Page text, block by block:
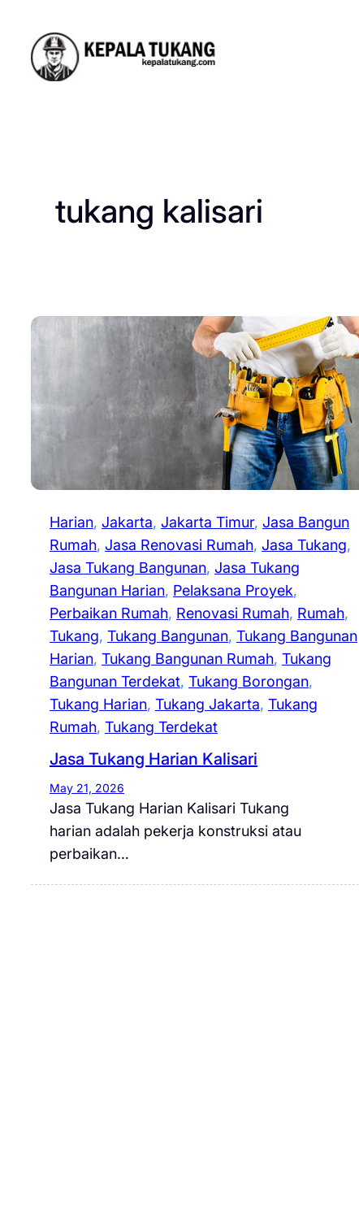
content
tukang kalisari
Harian, Jakarta, Jakarta Timur, Jasa Bangun
Rumah, Jasa Renovasi Rumah, Jasa Tukang
Jasa Tukang Bangunan, Jasa Tukang
Bangunan Harian, Pelaksana Proyek
Perbaikan Rumah, Renovasi Rumah, Rumah
Tukang, Tukang Bangunan, Tukang Bangunan
Harian, Tukang Bangunan Rumah, Tukang
Bangunan Terdekat, Tukang Borongan
Tukang Harian, Tukang Jakarta, Tukang
Rumah, Tukang Terdekat
Jasa Tukang Harian Kalisari
May 21, 2026
Jasa Tukang Harian Kalisari Tukang
harian adalah pekerja konstruksi atau
perbaikan…